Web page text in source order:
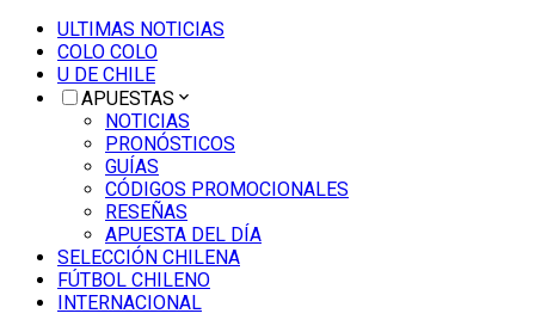
ULTIMAS NOTICIAS
COLO COLO
U DE CHILE
APUESTAS
NOTICIAS
PRONÓSTICOS
GUÍAS
CÓDIGOS PROMOCIONALES
RESEÑAS
APUESTA DEL DÍA
SELECCIÓN CHILENA
FÚTBOL CHILENO
INTERNACIONAL